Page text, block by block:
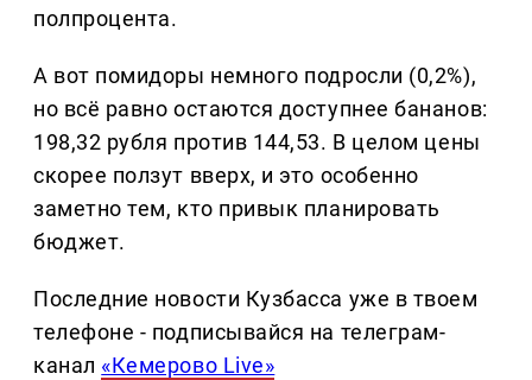
полпроцента.
А вот помидоры немного подросли (0,2%),
но всё равно остаются доступнее бананов:
198,32 рубля против 144,53. В целом цены
скорее ползут вверх, и это особенно
заметно тем, кто привык планировать
бюджет.
Последние новости Кузбасса уже в твоем
телефоне - подписывайся на телеграм-
канал «Кемерово Live»